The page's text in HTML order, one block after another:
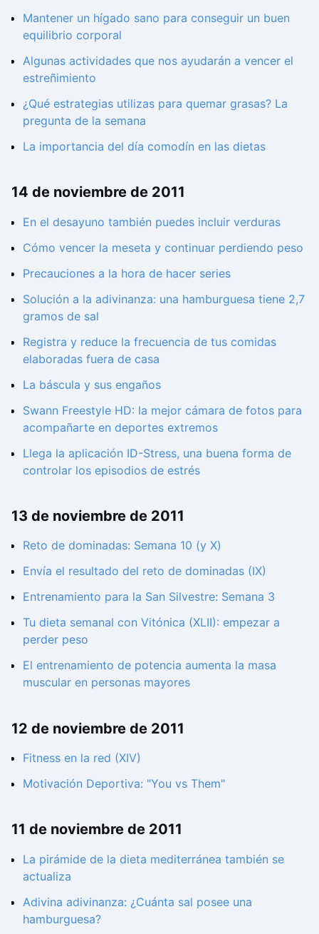
Mantener un hígado sano para conseguir un buen
equilibrio corporal
Algunas actividades que nos ayudarán a vencer el
estreñimiento
¿Qué estrategias utilizas para quemar grasas? La
pregunta de la semana
La importancia del día comodín en las dietas
14 de noviembre de 2011
En el desayuno también puedes incluir verduras
Cómo vencer la meseta y continuar perdiendo peso
Precauciones a la hora de hacer series
Solución a la adivinanza: una hamburguesa tiene 2,7
gramos de sal
Registra y reduce la frecuencia de tus comidas
elaboradas fuera de casa
La báscula y sus engaños
Swann Freestyle HD: la mejor cámara de fotos para
acompañarte en deportes extremos
Llega la aplicación ID-Stress, una buena forma de
controlar los episodios de estrés
13 de noviembre de 2011
Reto de dominadas: Semana 10 (y X)
Envía el resultado del reto de dominadas (IX)
Entrenamiento para la San Silvestre: Semana 3
Tu dieta semanal con Vitónica (XLII): empezar a
perder peso
El entrenamiento de potencia aumenta la masa
muscular en personas mayores
12 de noviembre de 2011
Fitness en la red (XIV)
Motivación Deportiva: "You vs Them"
11 de noviembre de 2011
La pirámide de la dieta mediterránea también se
actualiza
Adivina adivinanza: ¿Cuánta sal posee una
hamburguesa?